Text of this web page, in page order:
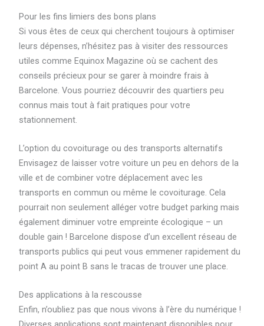
Pour les fins limiers des bons plans
Si vous êtes de ceux qui cherchent toujours à optimiser
leurs dépenses, n’hésitez pas à visiter des ressources
utiles comme Equinox Magazine où se cachent des
conseils précieux pour se garer à moindre frais à
Barcelone. Vous pourriez découvrir des quartiers peu
connus mais tout à fait pratiques pour votre
stationnement.
L’option du covoiturage ou des transports alternatifs
Envisagez de laisser votre voiture un peu en dehors de la
ville et de combiner votre déplacement avec les
transports en commun ou même le covoiturage. Cela
pourrait non seulement alléger votre budget parking mais
également diminuer votre empreinte écologique – un
double gain ! Barcelone dispose d’un excellent réseau de
transports publics qui peut vous emmener rapidement du
point A au point B sans le tracas de trouver une place.
Des applications à la rescousse
Enfin, n’oubliez pas que nous vivons à l’ère du numérique !